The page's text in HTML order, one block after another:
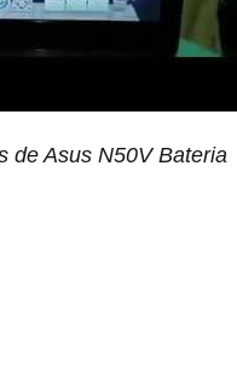
de Asus N50V Bateria